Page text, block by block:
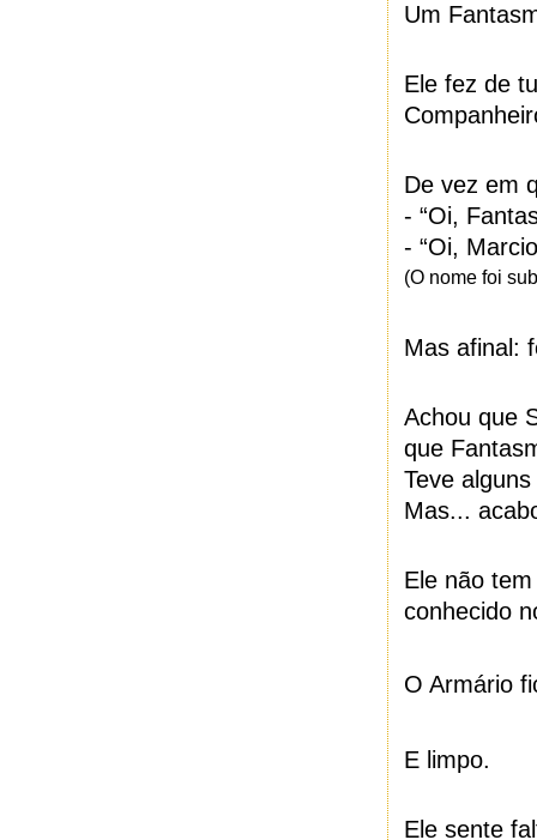
Um
Ele fez de
De vez em
- “Oi,
- “Oi,
(O nome foi
Mas afinal:
Achou que
que
Teve
Mas...
Ele não
conhecido
O Armário
E limpo.
Ele sente